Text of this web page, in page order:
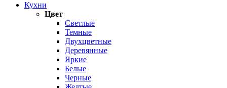
Кухни
Цвет
Светлые
Темные
Двухцветные
Деревянные
Яркие
Белые
Черные